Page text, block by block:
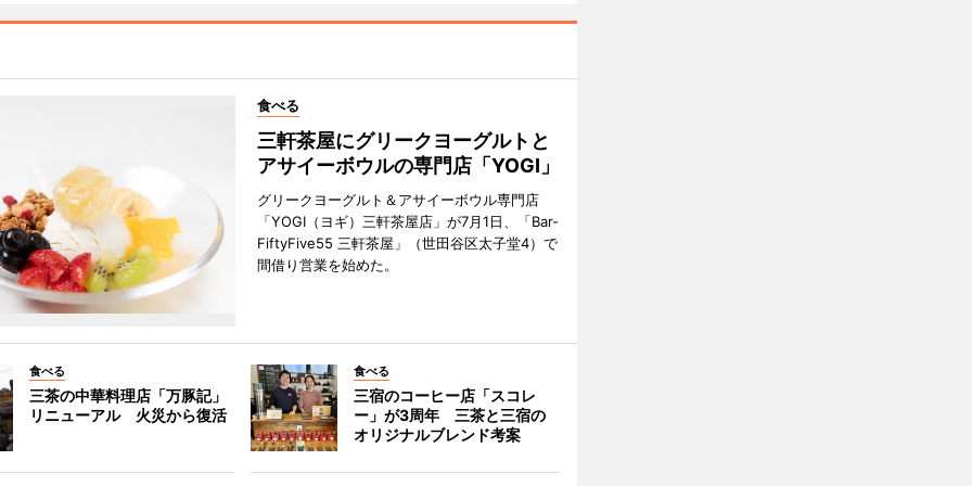
食べる
三軒茶屋にグリークヨーグルトと
アサイーボウルの専門店「YOGI」
グリークヨーグルト＆アサイーボウル専門店
「YOGI（ヨギ）三軒茶屋店」が7月1日、「Bar-
FiftyFive55 三軒茶屋」（世田谷区太子堂4）で
間借り営業を始めた。
食べる
三茶の中華料理店「万豚記」
リニューアル 火災から復活
食べる
三宿のコーヒー店「スコレ
ー」が3周年 三茶と三宿の
オリジナルブレンド考案